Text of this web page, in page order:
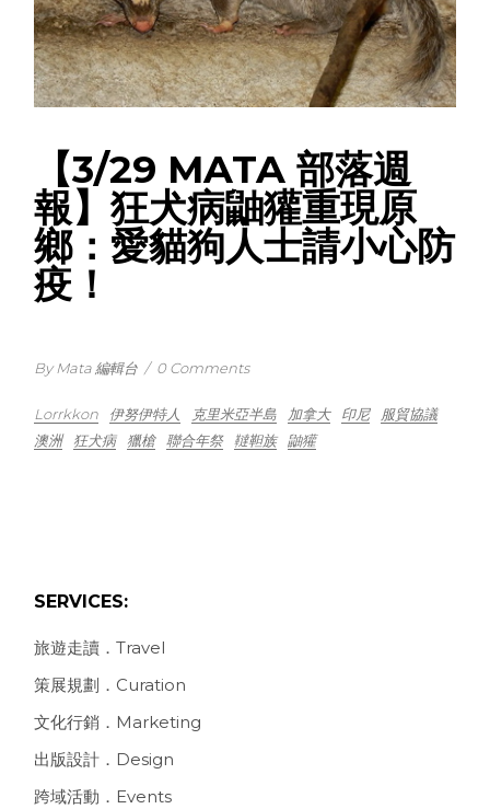
【3/29 MATA 部落週
報】狂犬病鼬獾重現原
鄉：愛貓狗人士請小心防
疫！
By Mata 編輯台 / 0 Comments
Lorrkkon 伊努伊特人 克里米亞半島 加拿大 印尼
服貿協議
澳洲
狂犬病 獵槍 聯合年祭 韃靼族 鼬獾
SERVICES:
旅遊走讀．Travel
策展規劃．Curation
文化行銷．Marketing
出版設計．Design
跨域活動．Events